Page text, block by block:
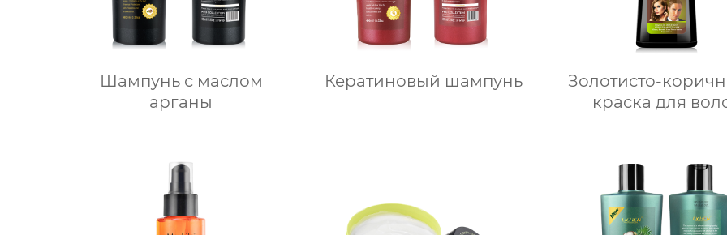
Шампунь с маслом
арганы
Кератиновый шампунь
Золотисто-
краска для